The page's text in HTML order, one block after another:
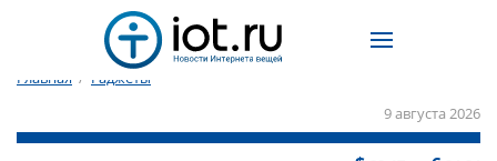
Главная / Гаджеты
9 августа 2026